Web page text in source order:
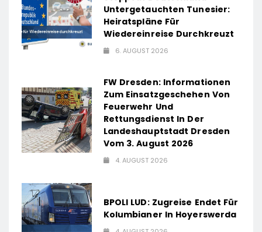
Untergetauchten Tunesier:
Heiratspläne Für
Wiedereinreise Durchkreuzt
6. AUGUST 2026
FW Dresden: Informationen
Zum Einsatzgeschehen Von
Feuerwehr Und
Rettungsdienst In Der
Landeshauptstadt Dresden
Vom 3. August 2026
4. AUGUST 2026
BPOLI LUD: Zugreise Endet Für
Kolumbianer In Hoyerswerda